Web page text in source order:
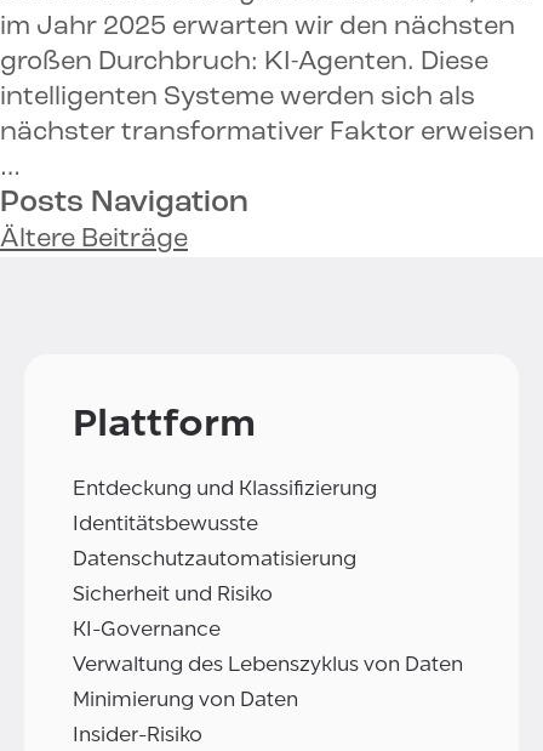
im Jahr 2025 erwarten wir den nächsten
großen Durchbruch: KI-Agenten. Diese
intelligenten Systeme werden sich als
nächster transformativer Faktor erweisen
…
Posts Navigation
Ältere Beiträge
Plattform
Entdeckung und Klassifizierung
Identitätsbewusste
Datenschutzautomatisierung
Sicherheit und Risiko
KI-Governance
Verwaltung des Lebenszyklus von Daten
Minimierung von Daten
Insider-Risiko